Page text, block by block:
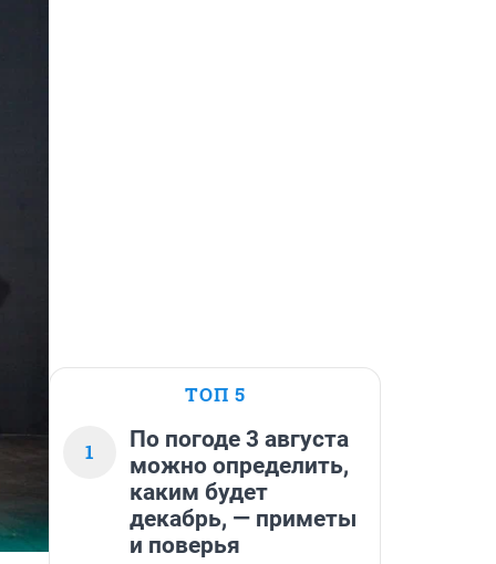
ТОП 5
1
По погоде 3 августа
можно определить,
каким будет
декабрь, — приметы
и поверья